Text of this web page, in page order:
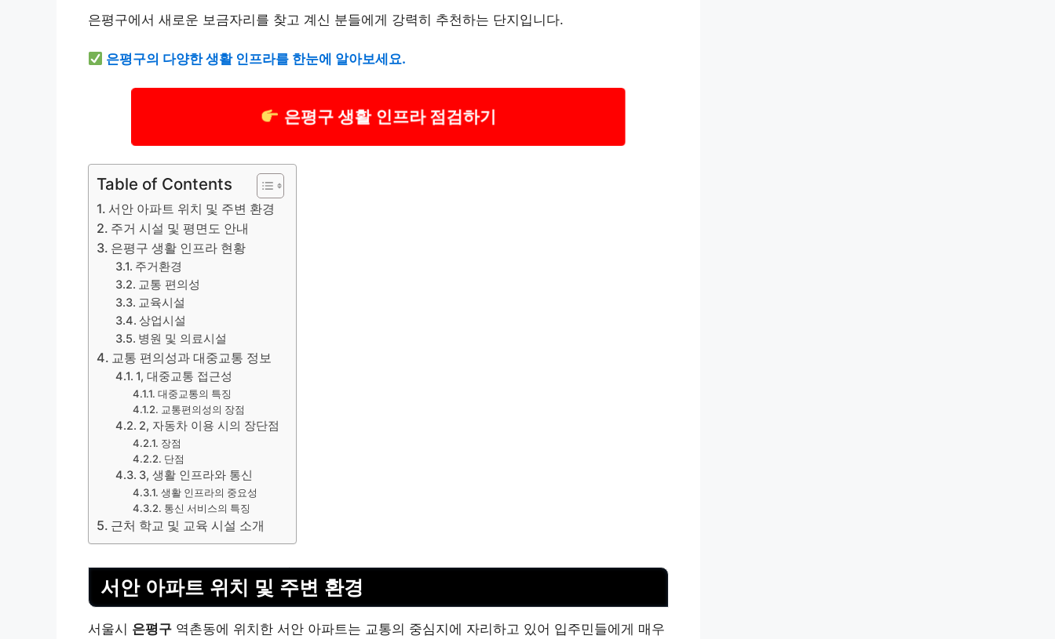
은평구에서 새로운 보금자리를 찾고 계신 분들에게 강력히 추천하는 단지입니다.
은평구의 다양한 생활 인프라를 한눈에 알아보세요.
은평구 생활 인프라 점검하기
Table of Contents
서안 아파트 위치 및 주변 환경
주거 시설 및 평면도 안내
은평구 생활 인프라 현황
주거환경
교통 편의성
교육시설
상업시설
병원 및 의료시설
교통 편의성과 대중교통 정보
1, 대중교통 접근성
대중교통의 특징
교통편의성의 장점
2, 자동차 이용 시의 장단점
장점
단점
3, 생활 인프라와 통신
생활 인프라의 중요성
통신 서비스의 특징
근처 학교 및 교육 시설 소개
서안 아파트 위치 및 주변 환경
서울시 은평구 역촌동에 위치한 서안 아파트는 교통의 중심지에 자리하고 있어 입주민들에게 매우